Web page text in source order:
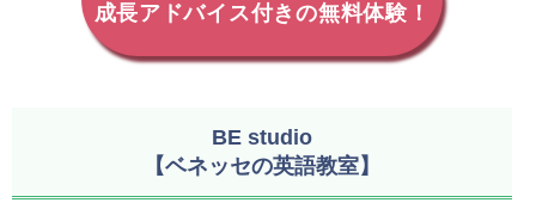
成長アドバイス付きの無料体験！
BE studio
【ベネッセの英語教室】